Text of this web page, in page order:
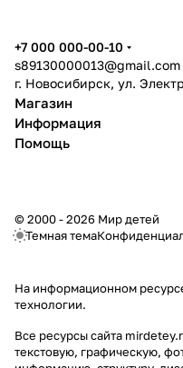
+7 000 000-00-10
s89130000013@gmail.com
г. Новосибирск, ул.
Магазин
Информация
Помощь
© 2000 - 2026 Мир детей
Темная тема
На информационном
технологии.
Все ресурсы сайта
текстовую, графическую,